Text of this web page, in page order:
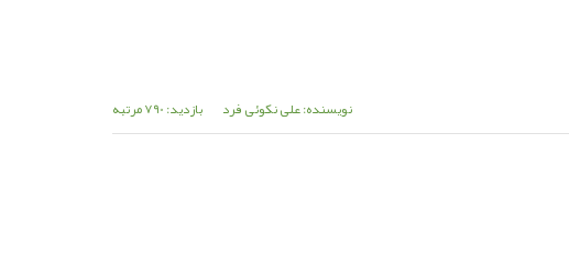
نویسنده: علی نکوئی فرد بازدید: 790 مرتبه